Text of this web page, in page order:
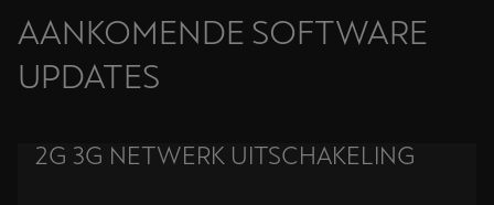
AANKOMENDE SOFTWARE
UPDATES
2G 3G NETWERK UITSCHAKELING